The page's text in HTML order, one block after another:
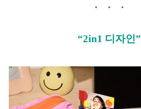
“2in1 디자인”